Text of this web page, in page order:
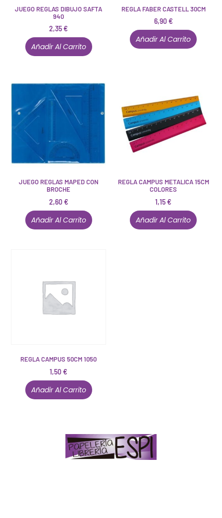
JUEGO REGLAS DIBUJO SAFTA
940
2,35€
Añadir Al Carrito
REGLA FABER CASTELL 30CM
6,90€
Añadir Al Carrito
JUEGO REGLAS MAPED CON
BROCHE
2,60€
Añadir Al Carrito
REGLA CAMPUS METALICA 15CM
COLORES
1,15€
Añadir Al Carrito
REGLA CAMPUS 50CM 1050
1,50€
Añadir Al Carrito